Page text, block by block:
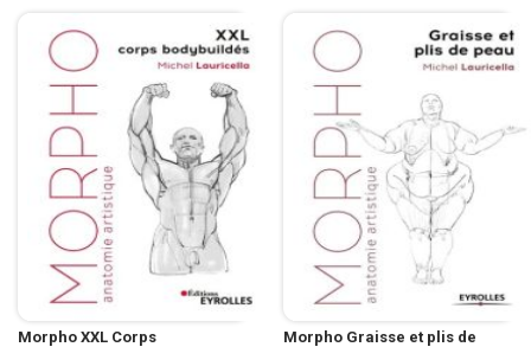
Morpho XXL Corps
Morpho Graisse et plis de